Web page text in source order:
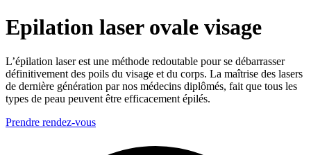
Epilation laser ovale visage
L’épilation laser est une méthode redoutable pour se débarrasser
définitivement des poils du visage et du corps. La maîtrise des lasers
de dernière génération par nos médecins diplômés, fait que tous les
types de peau peuvent être efficacement épilés.
Prendre rendez-vous